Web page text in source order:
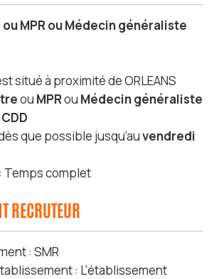
MPR ou Médecin généraliste
situé à proximité de ORLEANS
ou MPRou Médecin généraliste
CDD
que possible jusqu'auvendredi
Temps complet
RECRUTEUR
: SMR
: L'établissement